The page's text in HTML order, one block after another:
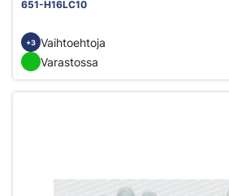
651-H16LC10
+3 Vaihtoehtoja
Varastossa